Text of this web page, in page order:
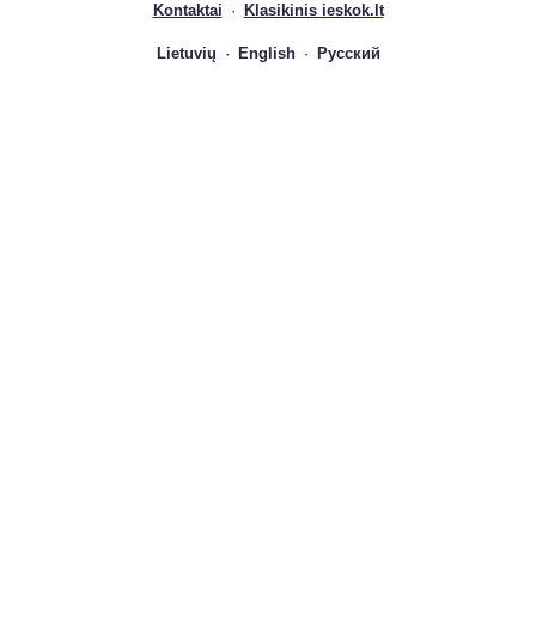
Kontaktai · Klasikinis ieskok.lt
Lietuvių · English · Русский